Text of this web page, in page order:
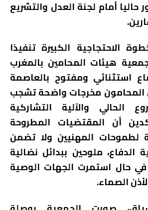
حاليا أمام لجنة العدل والتشريع
الاحتجاجية الكبيرة تنفيذا
هيئات المحامين بالمغرب
استثنائي ومفتوح بالعاصمة
المحامون مخرجات واضحة تشجب
الحالي والآلية التشاركية
أن المقتضيات المطروحة
لطموحات المهنيين ولا تضمن
الدفاع، ملوحين ببدائل نضالية
حال استمرت الجهات الوصية
الصماء.